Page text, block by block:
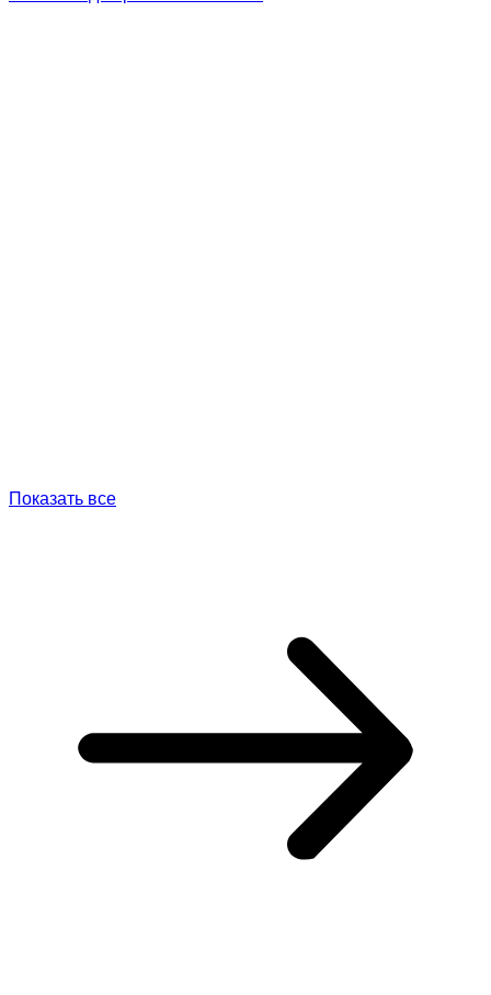
Показать все